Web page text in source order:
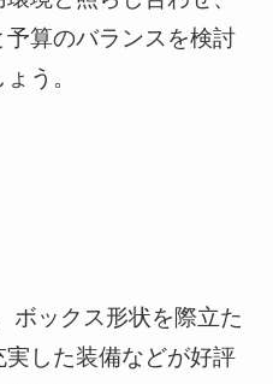
算のバランスを検討
う。
ボックス形状を際立た
した装備などが好評